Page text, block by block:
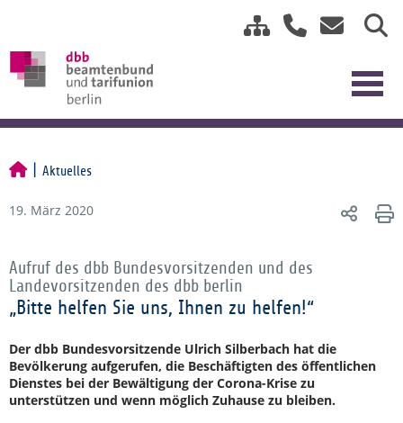
Aktuelles
19. März 2020
Aufruf des dbb Bundesvorsitzenden und des
Landevorsitzenden des dbb berlin
„Bitte helfen Sie uns, Ihnen zu helfen!“
Der dbb Bundesvorsitzende Ulrich Silberbach hat die
Bevölkerung aufgerufen, die Beschäftigten des öffentlichen
Dienstes bei der Bewältigung der Corona-Krise zu
unterstützen und wenn möglich Zuhause zu bleiben.